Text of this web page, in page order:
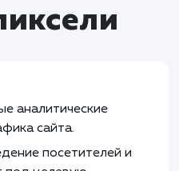
: Для компаний,
торговля в
так как он
магазинов.